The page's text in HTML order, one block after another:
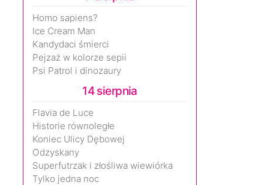
Homo sapiens?
Ice Cream Man
Kandydaci śmierci
Pejzaż w kolorze sepii
Psi Patrol i dinozaury
14 sierpnia
Flavia de Luce
Historie równoległe
Koniec Ulicy Dębowej
Odzyskany
Superfutrzak i złośliwa wiewiórka
Tylko jedna noc